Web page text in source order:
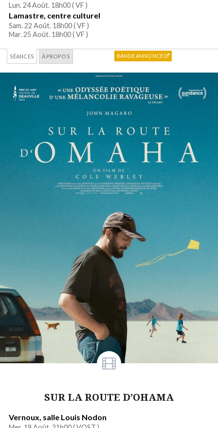
Lun. 24 Août. 18h00 (VF )
Lamastre, centre culturel
Sam. 22 Août. 18h00 (VF )
Mar. 25 Août. 18h00 (VF )
SÉANCES À PROPOS BANDE ANNONCE
SUR LA ROUTE D’OHAMA
Vernoux, salle Louis Nodon